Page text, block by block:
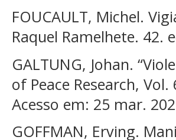
FOUCAULT, Michel.
Raquel Ramelhete. 42.
GALTUNG, Johan.
of Peace Research,
Acesso em: 25 mar.
GOFFMAN, Erving.